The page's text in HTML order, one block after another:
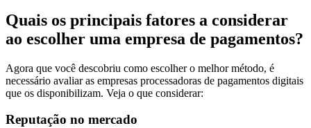
Quais os principais fatores a considerar
ao escolher uma empresa de pagamentos?
Agora que você descobriu como escolher o melhor método, é
necessário avaliar as empresas processadoras de pagamentos digitais
que os disponibilizam. Veja o que considerar:
Reputação no mercado